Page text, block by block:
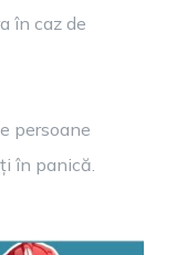
în caz de
persoane
în panică.